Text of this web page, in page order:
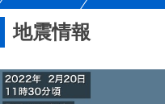
地震情報